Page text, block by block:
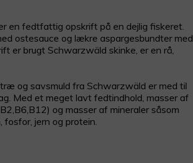
en fedtfattig opskrift på en dejlig fiskeret.
ostesauce og lækre aspargesbundter med
er brugt Schwarzwäld skinke, er en rå,
og savsmuld fra Schwarzwäld er med til
Med et meget lavt fedtindhold, masser af
og masser af mineraler såsom
fosfor, jern og protein.